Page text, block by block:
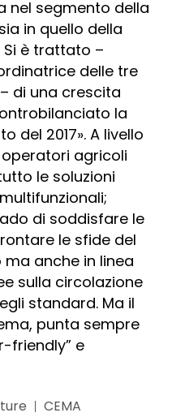
nel segmento della
in quello della
è trattato –
delle tre
di una crescita
la
del 2017». A livello
agricoli
le soluzioni
di soddisfare le
le sfide del
anche in linea
sulla circolazione
standard. Ma il
punta sempre
friendly” e
CEMA